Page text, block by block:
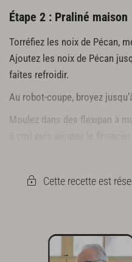
12 g de cacao en poudre
4 feuilles de gélatine
Crumble choco coco
120 g de beurre pommade
110 g de sucre cassonade
120 g de farine
60 g de poudre de noisettes
Étape 2 : Praliné maison
Torréfiez les noix de Pécan,
Ajoutez les noix de Pécan
faites refroidir.
Au robot-coupe, broyez
Moulez dans des flexipan à
Cette recette est